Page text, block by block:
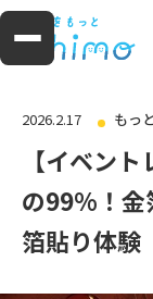
2026.2.17 もっ
【イベン
の99%！金
箔貼り体験